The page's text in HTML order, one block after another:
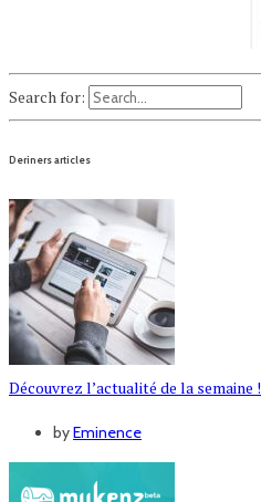
Search for:
Deriners articles
Découvrez l’actualité de la semaine !
byEminence